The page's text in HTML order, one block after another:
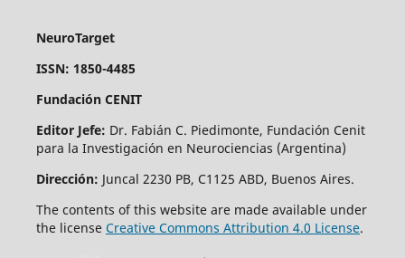
NeuroTarget
ISSN: 1850-4485
Fundación CENIT
Editor Jefe: Dr. Fabián C. Piedimonte, Fundación Cenit
para la Investigación en Neurociencias (Argentina)
Dirección: Juncal 2230 PB, C1125 ABD, Buenos Aires.
The contents of this website are made available under
the license Creative Commons Attribution 4.0 License.